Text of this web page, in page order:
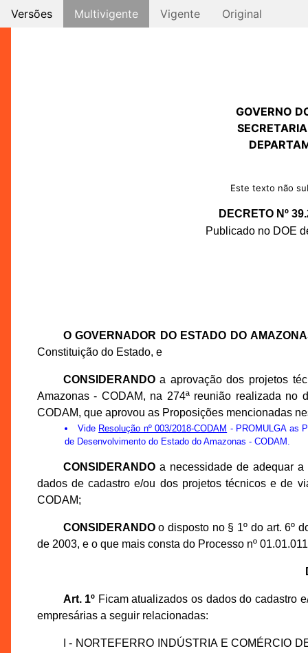
Versões Multivigente Vigente Original
GOVERNO
Este texto não
DECRETO Nº
Publicado no DOE
O GOVERNADOR DO ESTADO DO
Constituição do Estado, e
CONSIDERANDOa aprovação dos projetos
Amazonas - CODAM, na 274ª reunião realizada no
CODAM, que aprovou as Proposições mencionadas
Vide Resolução nº 003/2018-CODAM - PROMULGA as
de Desenvolvimento do Estado do Amazonas - CODAM.
CONSIDERANDOa necessidade de adequar a
dados de cadastro e/ou dos projetos técnicos e de
CODAM;
CONSIDERANDOo disposto no § 1º do art. 6º
de 2003, e o que mais consta do Processo nº
Art. 1º Ficam atualizados os dados do cadastro
empresárias a seguir relacionadas:
I - NORTEFERRO INDÚSTRIA E COMÉRCIO